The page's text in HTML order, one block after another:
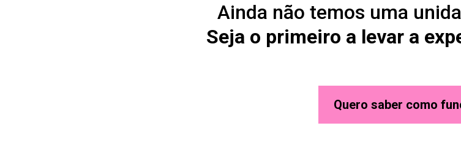
Ainda não temos uma
Seja o primeiro a levar a
Quero saber como